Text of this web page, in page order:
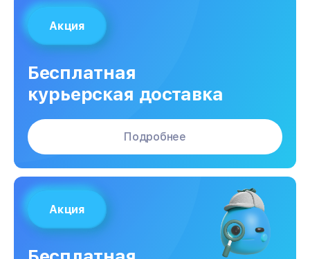
Акция
Бесплатная
курьерская доставка
Подробнее
Акция